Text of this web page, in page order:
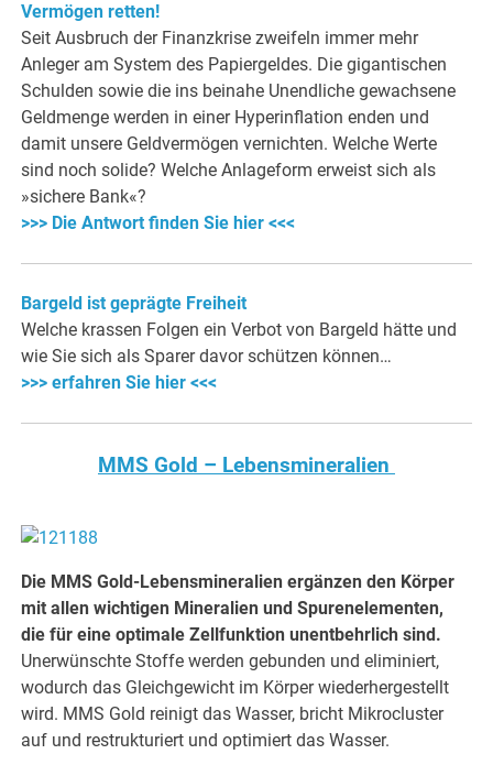
Vermögen retten!
Seit Ausbruch der Finanzkrise zweifeln immer mehr
Anleger am System des Papiergeldes. Die gigantischen
Schulden sowie die ins beinahe Unendliche gewachsene
Geldmenge werden in einer Hyperinflation enden und
damit unsere Geldvermögen vernichten. Welche Werte
sind noch solide? Welche Anlageform erweist sich als
»sichere Bank«?
>>> Die Antwort finden Sie hier <<<
Bargeld ist geprägte Freiheit
Welche krassen Folgen ein Verbot von Bargeld hätte und
wie Sie sich als Sparer davor schützen können…
>>> erfahren Sie hier <<<
MMS Gold – Lebensmineralien
Die MMS Gold-Lebensmineralien ergänzen den Körper
mit allen wichtigen Mineralien und Spurenelementen,
die für eine optimale Zellfunktion unentbehrlich sind.
Unerwünschte Stoffe werden gebunden und eliminiert,
wodurch das Gleichgewicht im Körper wiederhergestellt
wird. MMS Gold reinigt das Wasser, bricht Mikrocluster
auf und restrukturiert und optimiert das Wasser.